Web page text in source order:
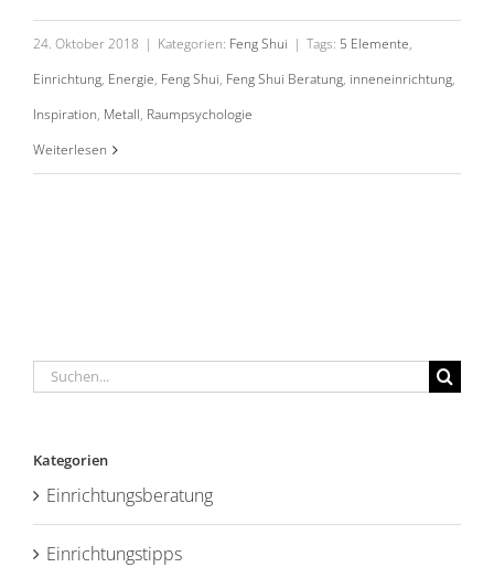
24. Oktober 2018 | Kategorien: Feng Shui | Tags: 5 Elemente,
Einrichtung, Energie, Feng Shui, Feng Shui Beratung, inneneinrichtung,
Inspiration, Metall, Raumpsychologie
Weiterlesen
Suche
Kategorien
Einrichtungsberatung
Einrichtungstipps